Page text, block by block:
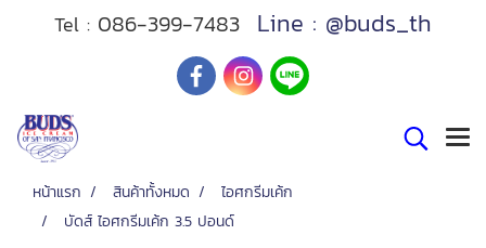
Tel : 086-399-7483 Line : @buds_th
หน้าแรก สินค้าทั้งหมด
ไอศกรีมเค้ก
บัดส์ ไอศกรีมเค้ก 3.5 ปอนด์